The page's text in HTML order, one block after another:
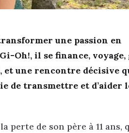
une passion en
Oh!, il se finance, voyage,
et une rencontre décisive
de transmettre et d’aider
perte de son père à 11 ans,